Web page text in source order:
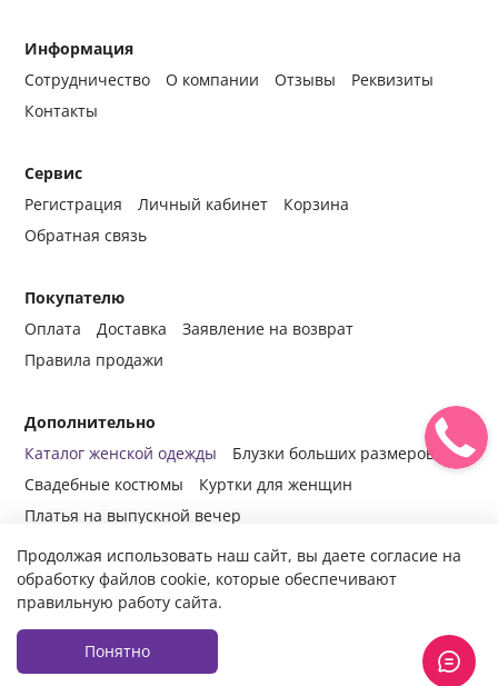
Информация
Сотрудничество
О компании Отзывы
Реквизиты
Контакты
Сервис
Регистрация
Личный кабинет
Корзина
Обратная связь
Покупателю
Оплата
Доставка
Заявление на возврат
Правила продажи
Дополнительно
Каталог женской одежды
Блузки больших размеров
Свадебные костюмы
Куртки для женщин
Платья на выпускной вечер
© 2014-2024 Все права защищены.
одежды fabrika-mody.ru - официальный сайт компании «Фабрика
Моды» г. Москва.
Продажа женской одежды оптом и в розницу с
доставкой во все регионы России.
Продолжая использовать наш сайт, вы даете согласие на
обработку файлов cookie, которые обеспечивают
правильную работу сайта.
Понятно